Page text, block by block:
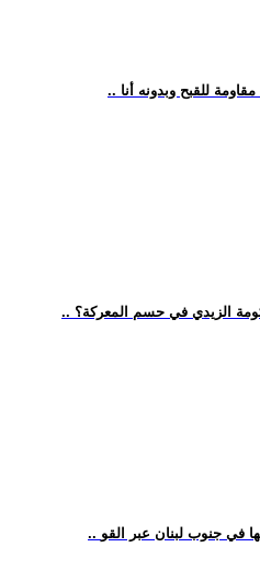
للقبح وبدونه أنا
الزيدي في حسم المعركة؟
في جنوب لبنان عبر القو